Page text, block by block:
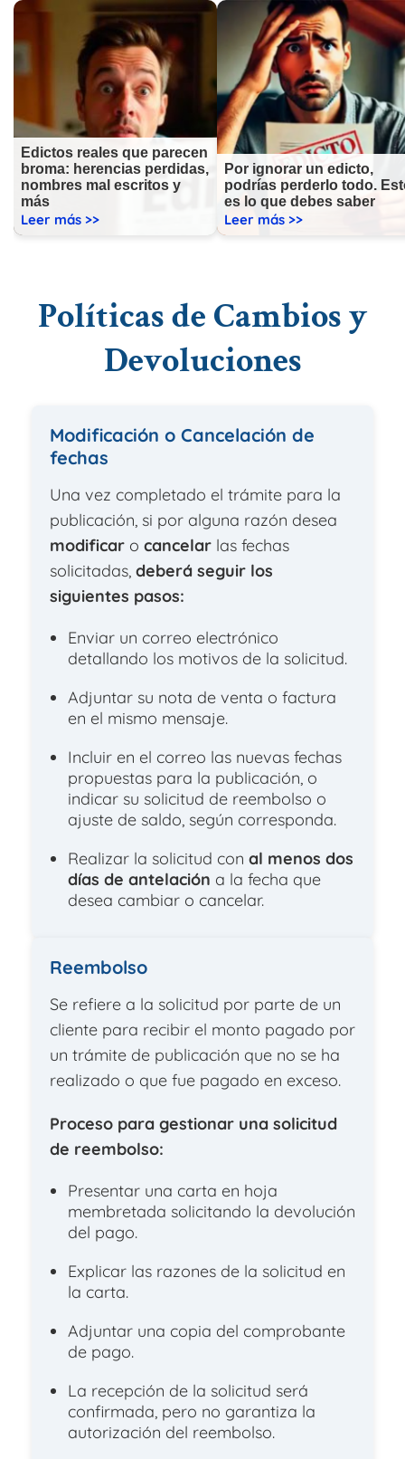
Edictos reales que parecen
broma: herencias perdidas,
nombres mal escritos y
más
Leer más >>
Por ignorar un edicto,
podrías perderlo todo.
es lo que debes saber
Leer más >>
Políticas de Cambios y
Devoluciones
Modificación o Cancelación de
fechas
Una vez completado el trámite para la
publicación, si por alguna razón desea
modificar o cancelar las fechas
solicitadas, deberá seguir los
siguientes pasos:
Enviar un correo electrónico
detallando los motivos de la solicitud.
Adjuntar su nota de venta o factura
en el mismo mensaje.
Incluir en el correo las nuevas fechas
propuestas para la publicación, o
indicar su solicitud de reembolso o
ajuste de saldo, según corresponda.
Realizar la solicitud con al menos dos
días de antelación a la fecha que
desea cambiar o cancelar.
Reembolso
Se refiere a la solicitud por parte de un
cliente para recibir el monto pagado por
un trámite de publicación que no se ha
realizado o que fue pagado en exceso.
Proceso para gestionar una solicitud
de reembolso:
Presentar una carta en hoja
membretada solicitando la devolución
del pago.
Explicar las razones de la solicitud en
la carta.
Adjuntar una copia del comprobante
de pago.
La recepción de la solicitud será
confirmada, pero no garantiza la
autorización del reembolso.